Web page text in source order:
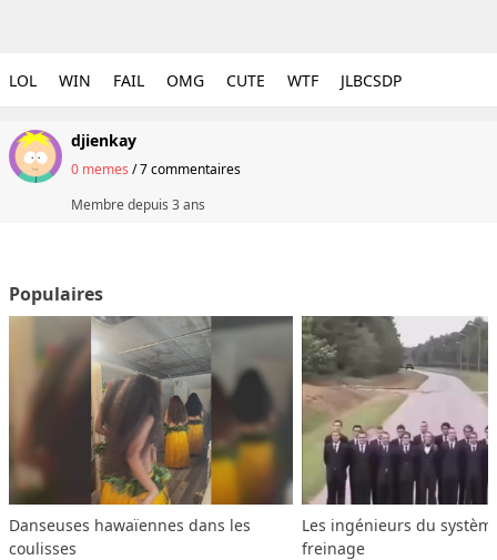
LOL WIN FAIL OMG CUTE WTF JLBCSDP
djienkay
0 memes /7 commentaires
Membre depuis 3 ans
Populaires
Danseuses hawaïennes dans les
coulisses
Les ingénieurs du
freinage